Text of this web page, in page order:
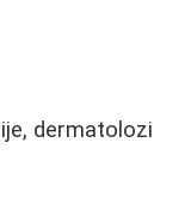
dermatolozi